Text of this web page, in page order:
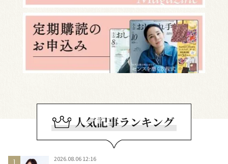
2026.08.06 12:16